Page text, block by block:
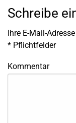
Schreibe
Ihre E-Mail-
* Pflichtfelder
Kommentar